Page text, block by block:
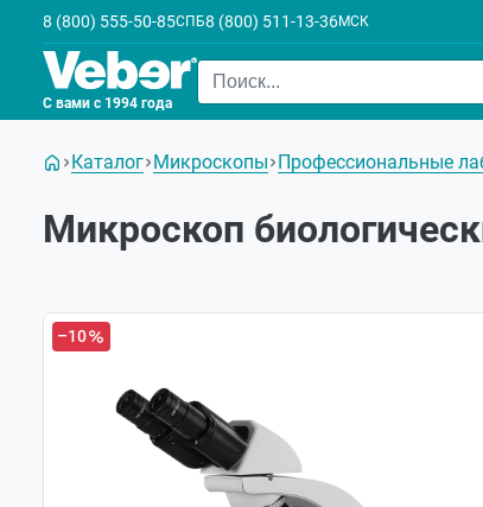
8 (800) 555-50-85СПБ8 (800) 511-13-36МСК
С вами с 1994 года
Каталог Микроскопы Профессиональные
Микроскоп
–10